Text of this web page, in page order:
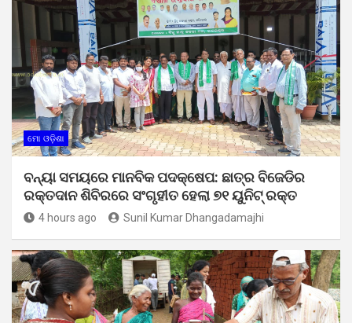
ମୋ ଓଡ଼ିଶା
ବନ୍ୟା ସମୟରେ ମାନବିକ ପଦକ୍ଷେପ: ଛାତ୍ର ବିଜେଡିର
ରକ୍ତଦାନ ଶିବିରରେ ସଂଗୃହୀତ ହେଲା ୭୧ ୟୁନିଟ୍ ରକ୍ତ
4 hours ago Sunil Kumar Dhangadamajhi